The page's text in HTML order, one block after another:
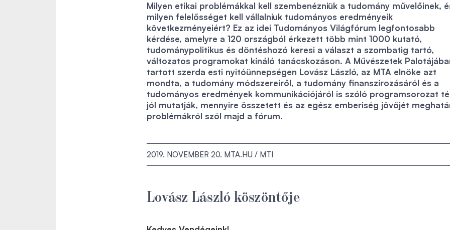
Milyen etikai problémákkal kell szembenézniük a tudomány művelőinek,
milyen felelősséget kell vállalniuk tudományos eredményeik
következményeiért? Ez az idei Tudományos Világfórum legfontosabb
kérdése, amelyre a 120 országból érkezett több mint 1000 kutató,
tudománypolitikus és döntéshozó keresi a választ a szombatig tartó,
változatos programokat kínáló tanácskozáson. A Művészetek
tartott szerda esti nyitóünnepségen Lovász László, az MTA elnöke azt
mondta, a tudomány módszereiről, a tudomány finanszírozásáról és a
tudományos eredmények kommunikációjáról is szóló programsorozat
jól mutatják, mennyire összetett és az egész emberiség jövőjét
problémákról szól majd a fórum.
2019. NOVEMBER 20. MTA.HU / MTI
Lovász László köszöntője